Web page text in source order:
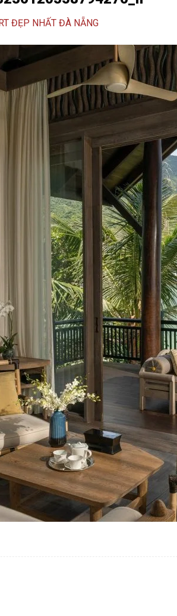
ĐẸP NHẤT ĐÀ NẴNG